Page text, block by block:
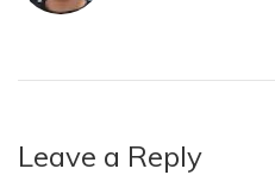
Leave a Reply